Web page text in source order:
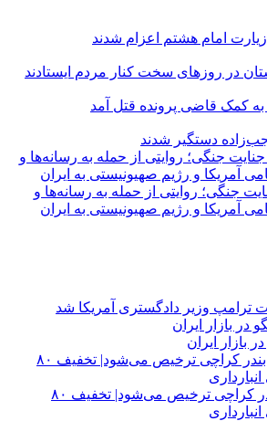
در روزهای سخت کنار مردم ایستادند
کمک قاضی پرونده قتل آمد
جنگی؛ روایتی از حمله به رسانه‌ها و
آمریکا و رژیم صهیونیستی به ایران
ترامپ وزیر دادگستری آمریکا شد
بازار ایران
کانتینرهای ایرانی در بندر کراچی ترخیص می‌شود| تخفیف ۸۰